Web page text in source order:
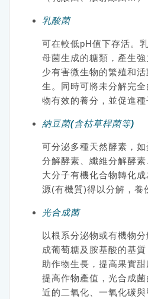
乳酸菌
可在較低pH值下存活。
母菌生成的糖類，產生
少有害微生物的繁殖和
生。同時可將未分解完
物有效的養分，並促進種
納豆菌(含枯草桿菌等)
可分泌多種天然酵素，
分解酵素、纖維分解酵
大分子有機化合物轉化
源(有機質)得以分解，養
光合成菌
以根系分泌物或有機物
成葡萄糖及胺基酸的基
助作物生長，提高果實
提高作物產值，光合成
近的二氧化、一氧化碳